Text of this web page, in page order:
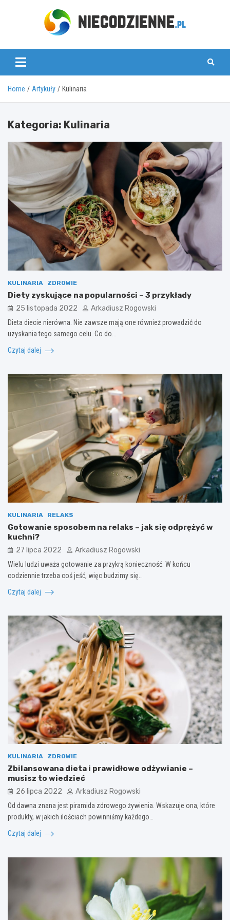
www.niecodzienne.pl
Home Artykuły Kulinaria
Kategoria: Kulinaria
KULINARIA ZDROWIE
Diety zyskujące na popularności – 3 przykłady
25 listopada 2022 Arkadiusz Rogowski
Dieta diecie nierówna. Nie zawsze mają one również prowadzić do
uzyskania tego samego celu. Co do…
Czytaj dalej
KULINARIA RELAKS
Gotowanie sposobem na relaks – jak się odprężyć w
kuchni?
27 lipca 2022 Arkadiusz Rogowski
Wielu ludzi uważa gotowanie za przykrą konieczność. W końcu
codziennie trzeba coś jeść, więc budzimy się…
Czytaj dalej
KULINARIA ZDROWIE
Zbilansowana dieta i prawidłowe odżywianie –
musisz to wiedzieć
26 lipca 2022 Arkadiusz Rogowski
Od dawna znana jest piramida zdrowego żywienia. Wskazuje ona, które
produkty, w jakich ilościach powinniśmy każdego…
Czytaj dalej